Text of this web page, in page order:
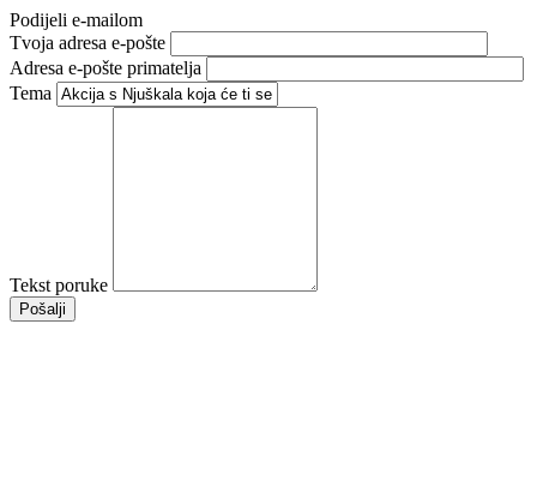
Podijeli e-mailom
Tvoja adresa e-pošte
Adresa e-pošte primatelja
Tema
Tekst poruke
Pošalji